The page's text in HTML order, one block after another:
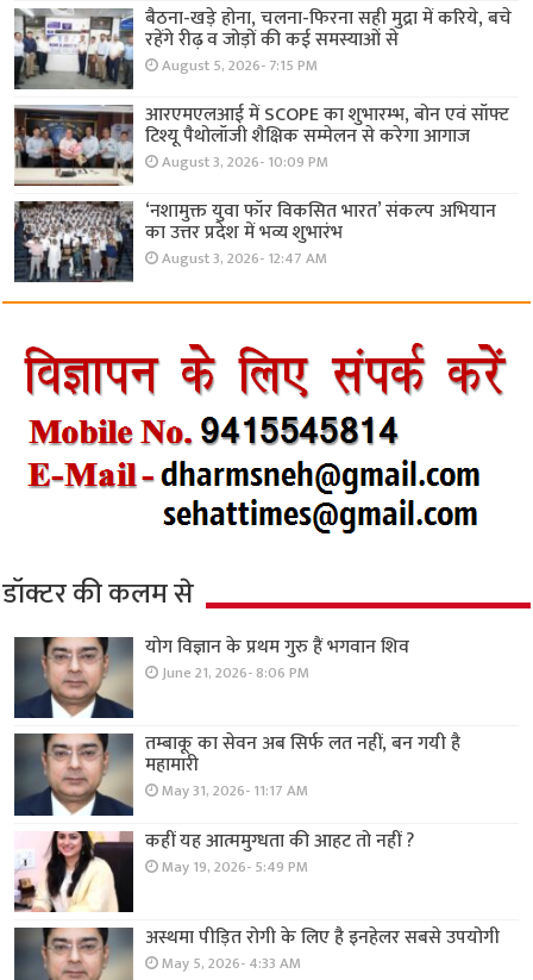
बैठना-खड़े होना, चलना-फिरना सही मुद्रा में करिये, बचे
रहेंगे रीढ़ व जोड़ों की कई समस्याओं से
August 5, 2026- 7:15 PM
आरएमएलआई में SCOPE का शुभारम्भ, बोन एवं सॉफ्ट
टिश्यू पैथोलॉजी शैक्षिक सम्मेलन से करेगा आगाज
August 3, 2026- 10:09 PM
‘नशामुक्त युवा फॉर विकसित भारत’ संकल्प अभियान
का उत्तर प्रदेश में भव्य शुभारंभ
August 3, 2026- 12:47 AM
डॉक्टर की कलम से
योग विज्ञान के प्रथम गुरु हैं भगवान शिव
June 21, 2026- 8:06 PM
तम्बाकू का सेवन अब सिर्फ लत नहीं, बन गयी है
महामारी
May 31, 2026- 11:17 AM
कहीं यह आत्ममुग्धता की आहट तो नहीं ?
May 19, 2026- 5:49 PM
अस्थमा पीड़ित रोगी के लिए है इनहेलर सबसे उपयोगी
May 5, 2026- 4:33 AM